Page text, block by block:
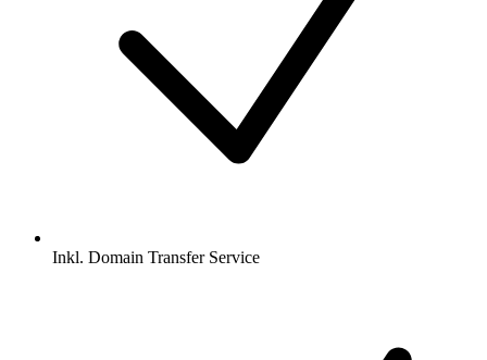
Inkl. Domain Transfer Service